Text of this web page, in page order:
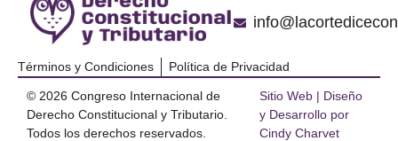
Términos y Condiciones Política de Privacidad
© 2026 Congreso Internacional de
Derecho Constitucional y Tributario.
Todos los derechos reservados.
Sitio Web | Diseño
y Desarrollo por
Cindy Charvet